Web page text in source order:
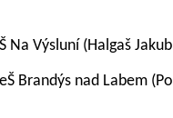
Na Výsluní (Halgaš
Brandýs nad Labem